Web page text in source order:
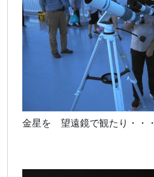
金星を 望遠鏡で観たり・・・